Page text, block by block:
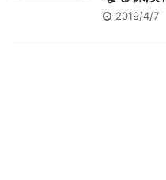
2019/4/7